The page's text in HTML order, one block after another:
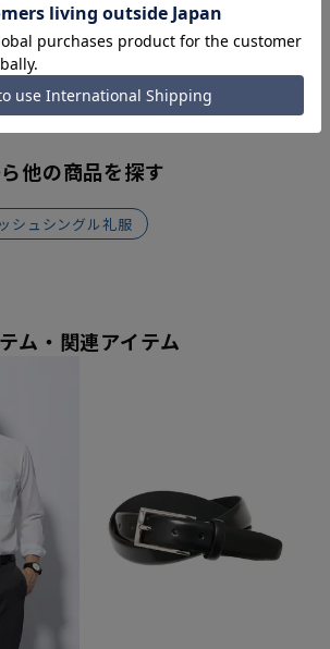
on
イズをご検討いただく際の目安となります。
他の商品を探す
シュシングル礼服
ム・関連アイテム